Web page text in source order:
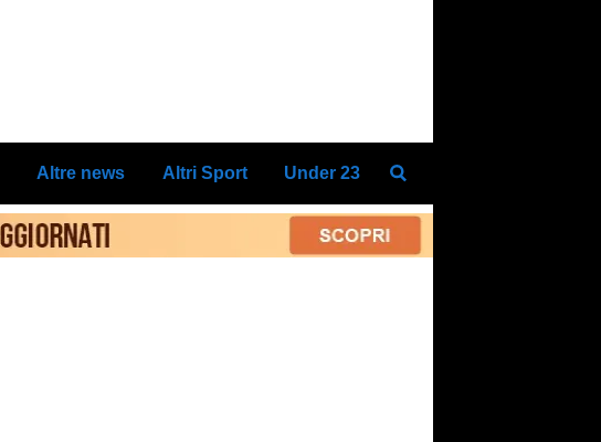
Altre news Altri Sport Under 23